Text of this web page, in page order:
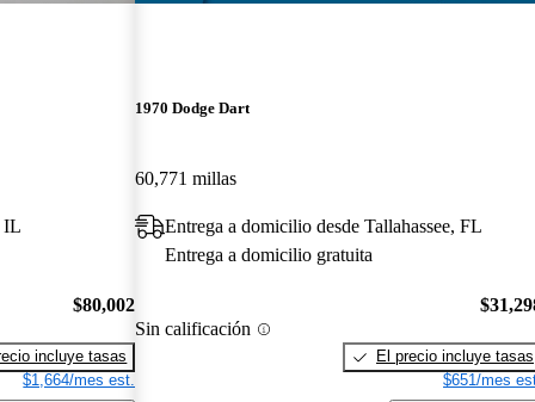
IL
$80,002
incluye tasas
$1,664/mes est.
1970 Dodge Dart
60,771 millas
Entrega a domicilio desde Tallahassee, FL
Entrega a domicilio gratuita
Sin calificación
El precio incluye tasas
$651/mes